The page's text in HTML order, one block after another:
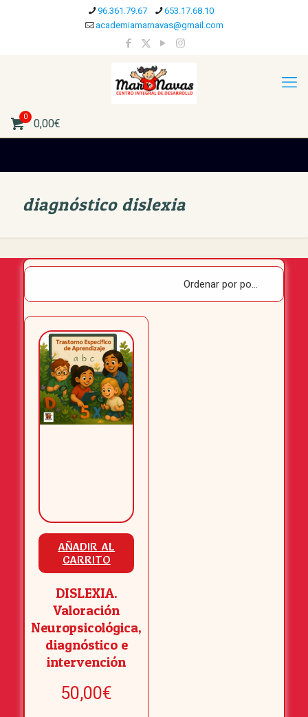
96.361.79.67
653.17.68.10
academiamarnavas@gmail.com
0
0,00€
diagnóstico dislexia
AÑADIR AL
CARRITO
DISLEXIA.
Valoración
Neuropsicológica,
diagnóstico e
intervención
50,00€